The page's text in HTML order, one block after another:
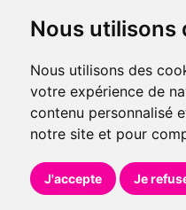
Nous utilisons
Nous utilisons des
votre expérience de
contenu personnalisé
notre site et pour
J'accepte Je
accueil, de nos conseils
et bien-être.
grâce à un choix de 20000